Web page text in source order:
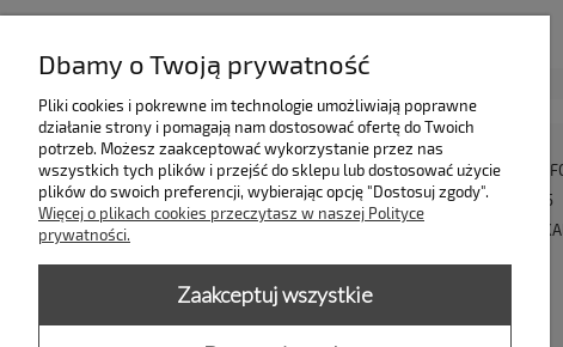
INFORMACJE
Kontakt i dane firmy
Kontakt
Regulamin
Zgłoszenie zwrotu
Wymiany, zwroty, reklamacje
Polityka prywatności
KOLEKCJE
MORSKA
BLUZY
SUKIENKI 2025
BLUZY
PTAKI
Dbamy o Twoją prywatność
Pliki cookies i pokrewne im technologie umożliwiają poprawne
działanie strony i pomagają nam dostosować ofertę do Twoich
potrzeb. Możesz zaakceptować wykorzystanie przez nas
wszystkich tych plików i przejść do sklepu lub dostosować użycie
plików do swoich preferencji, wybierając opcję "Dostosuj zgody".
Więcej o plikach cookies przeczytasz w naszej Polityce
prywatności.
Zaakceptuj wszystkie